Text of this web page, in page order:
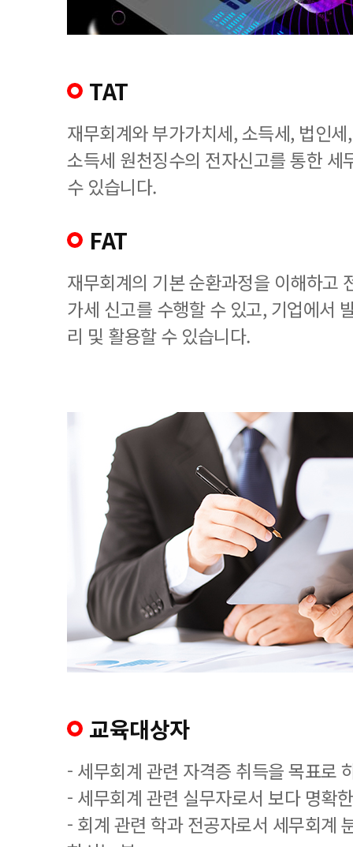
TAT
재무회계와 부가가치세, 소득세, 법인
소득세 원천징수의 전자신고를 통한 세
수 있습니다.
FAT
재무회계의 기본 순환과정을 이해하고
가세 신고를 수행할 수 있고, 기업에서
리 및 활용할 수 있습니다.
교육대상자
- 세무회계 관련 자격증 취득을 목표로
- 세무회계 관련 실무자로서 보다 명확
- 회계 관련 학과 전공자로서 세무회계